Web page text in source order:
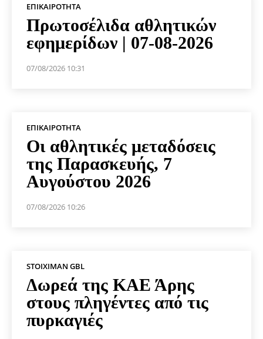
ΕΠΙΚΑΙΡΌΤΗΤΑ
Πρωτοσέλιδα αθλητικών
εφημερίδων | 07-08-2026
07/08/2026 10:31
ΕΠΙΚΑΙΡΌΤΗΤΑ
Οι αθλητικές μεταδόσεις
της Παρασκευής, 7
Αυγούστου 2026
07/08/2026 10:26
STOIXIMAN GBL
Δωρεά της ΚΑΕ Άρης
στους πληγέντες από τις
πυρκαγιές